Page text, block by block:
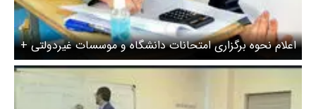
اعلام نحوه برگزاری امتحانات دانشگاه و موسسات غیردولتی +
جزئیات